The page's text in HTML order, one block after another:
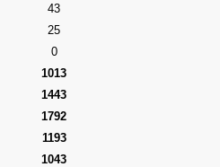
43
25
0
1013
1443
1792
1193
1043